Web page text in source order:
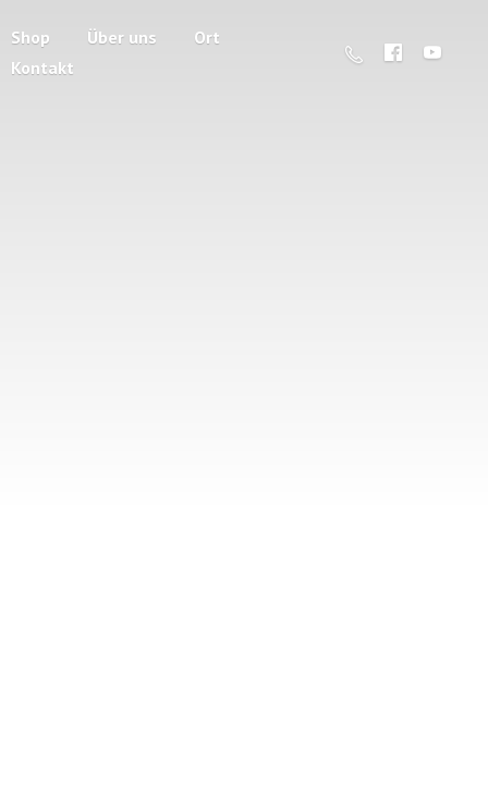
Shop Über uns
Ort
Kontakt